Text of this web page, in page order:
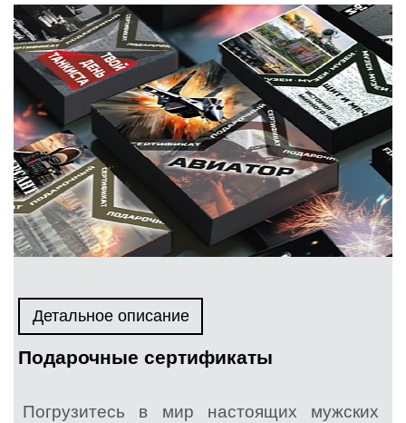
Детальное описание
Подарочные сертификаты
Погрузитесь в мир настоящих мужских